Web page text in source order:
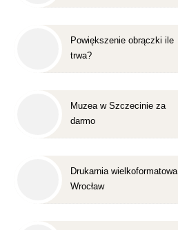
Powiększenie obrączki ile
trwa?
Muzea w Szczecinie za
darmo
Drukarnia wielkoformatowa
Wrocław